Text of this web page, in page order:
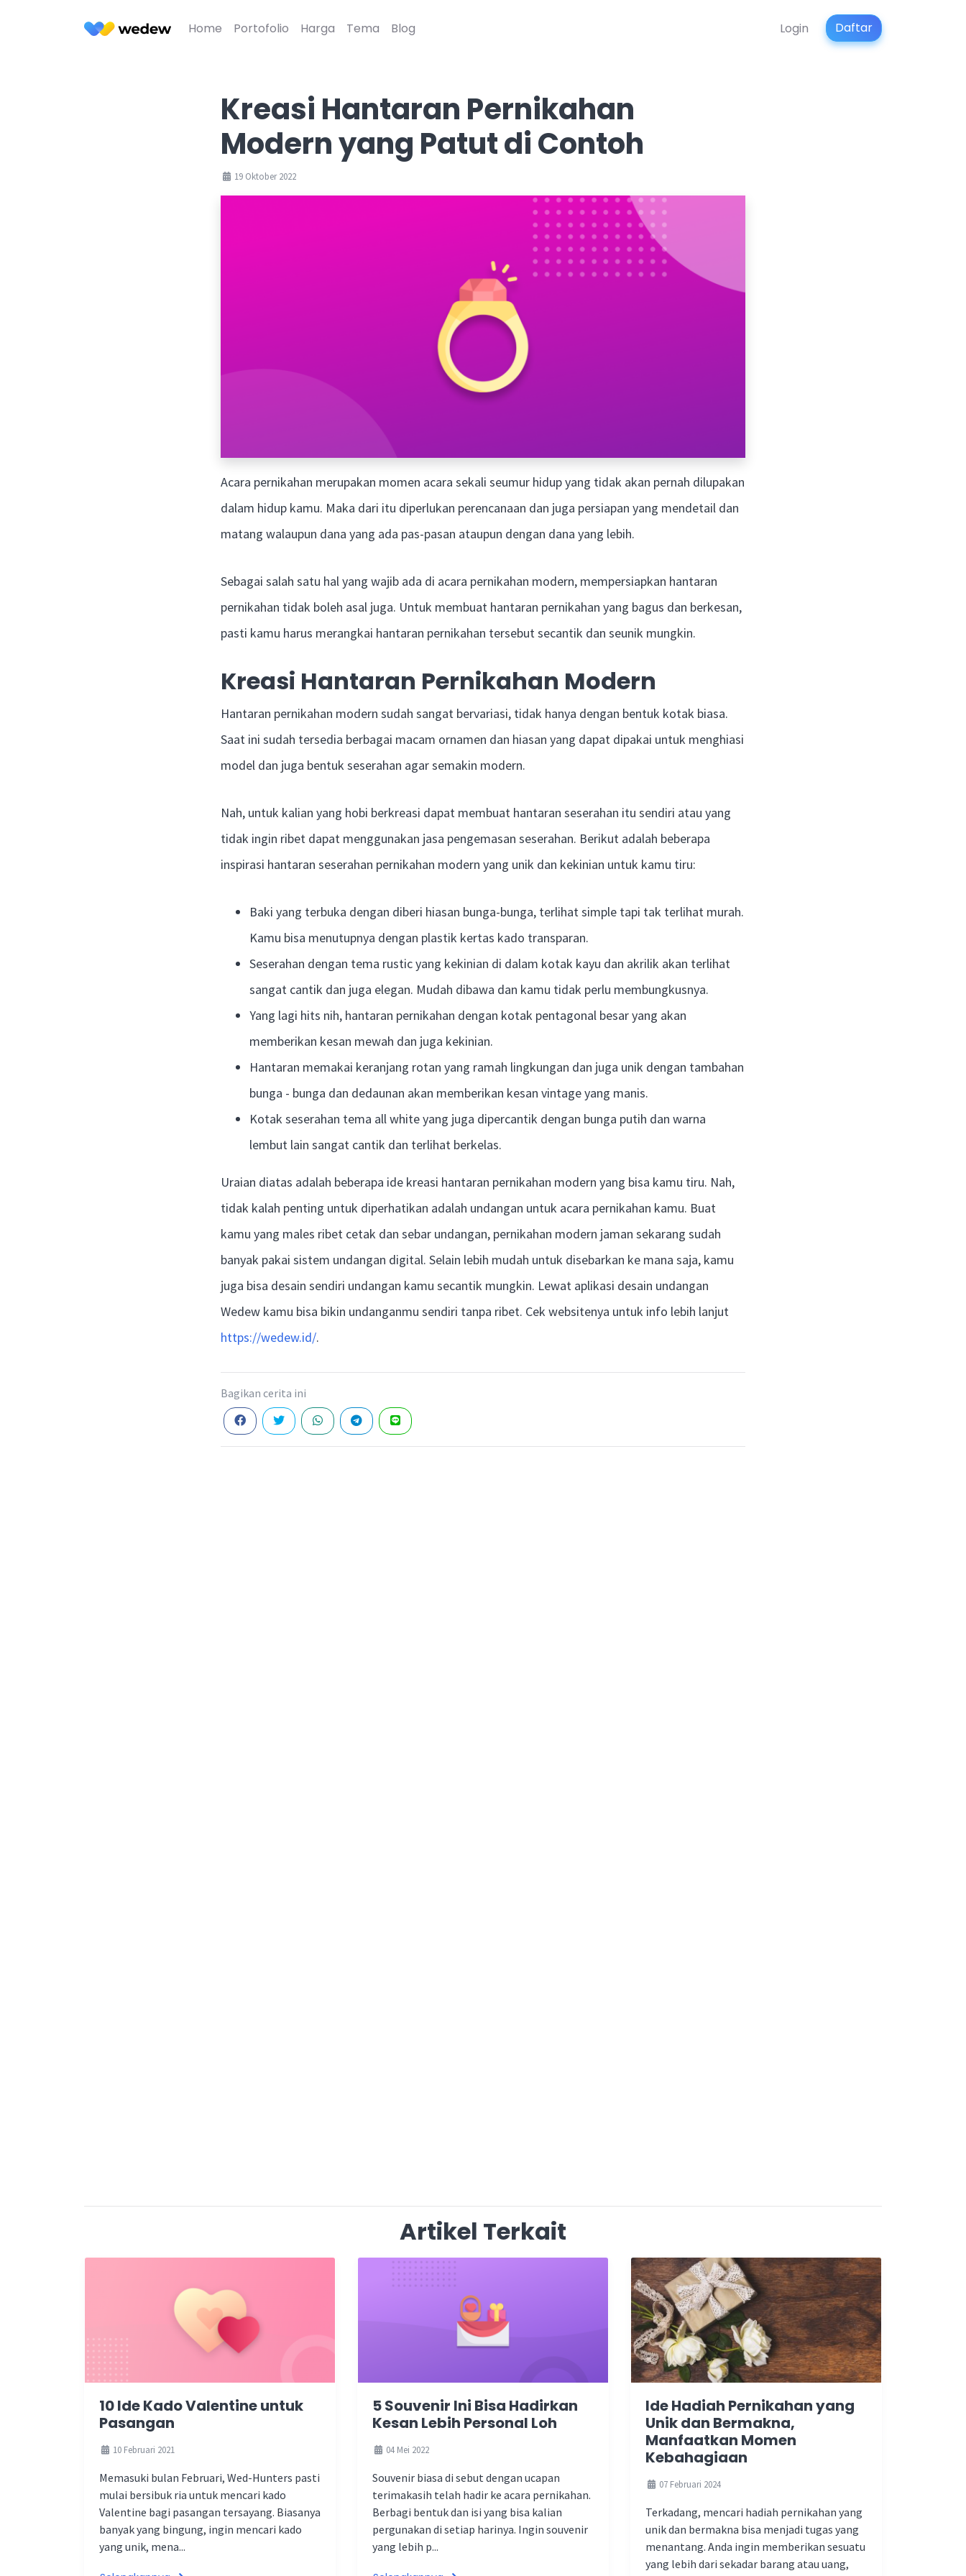
Home Portofolio Harga Tema Blog Login Daftar
Kreasi Hantaran Pernikahan
Modern yang Patut di Contoh
19 Oktober 2022
Acara pernikahan merupakan momen acara sekali seumur hidup yang tidak akan pernah dilupakan
dalam hidup kamu. Maka dari itu diperlukan perencanaan dan juga persiapan yang mendetail dan
matang walaupun dana yang ada pas-pasan ataupun dengan dana yang lebih.
Sebagai salah satu hal yang wajib ada di acara pernikahan modern, mempersiapkan hantaran
pernikahan tidak boleh asal juga. Untuk membuat hantaran pernikahan yang bagus dan berkesan,
pasti kamu harus merangkai hantaran pernikahan tersebut secantik dan seunik mungkin.
Kreasi Hantaran Pernikahan Modern
Hantaran pernikahan modern sudah sangat bervariasi, tidak hanya dengan bentuk kotak biasa.
Saat ini sudah tersedia berbagai macam ornamen dan hiasan yang dapat dipakai untuk menghiasi
model dan juga bentuk seserahan agar semakin modern.
Nah, untuk kalian yang hobi berkreasi dapat membuat hantaran seserahan itu sendiri atau yang
tidak ingin ribet dapat menggunakan jasa pengemasan seserahan. Berikut adalah beberapa
inspirasi hantaran seserahan pernikahan modern yang unik dan kekinian untuk kamu tiru:
Baki yang terbuka dengan diberi hiasan bunga-bunga, terlihat simple tapi tak terlihat murah.
Kamu bisa menutupnya dengan plastik kertas kado transparan.
Seserahan dengan tema rustic yang kekinian di dalam kotak kayu dan akrilik akan terlihat
sangat cantik dan juga elegan. Mudah dibawa dan kamu tidak perlu membungkusnya.
Yang lagi hits nih, hantaran pernikahan dengan kotak pentagonal besar yang akan
memberikan kesan mewah dan juga kekinian.
Hantaran memakai keranjang rotan yang ramah lingkungan dan juga unik dengan tambahan
bunga - bunga dan dedaunan akan memberikan kesan vintage yang manis.
Kotak seserahan tema all white yang juga dipercantik dengan bunga putih dan warna
lembut lain sangat cantik dan terlihat berkelas.
Uraian diatas adalah beberapa ide kreasi hantaran pernikahan modern yang bisa kamu tiru. Nah,
tidak kalah penting untuk diperhatikan adalah undangan untuk acara pernikahan kamu. Buat
kamu yang males ribet cetak dan sebar undangan, pernikahan modern jaman sekarang sudah
banyak pakai sistem undangan digital. Selain lebih mudah untuk disebarkan ke mana saja, kamu
juga bisa desain sendiri undangan kamu secantik mungkin. Lewat aplikasi desain undangan
Wedew kamu bisa bikin undanganmu sendiri tanpa ribet. Cek websitenya untuk info lebih lanjut
https://wedew.id/.
Bagikan cerita ini
Artikel Terkait
10 Ide Kado Valentine untuk
Pasangan
10 Februari 2021
Memasuki bulan Februari, Wed-Hunters pasti
mulai bersibuk ria untuk mencari kado
Valentine bagi pasangan tersayang. Biasanya
banyak yang bingung, ingin mencari kado
yang unik, mena...
5 Souvenir Ini Bisa Hadirkan
Kesan Lebih Personal Loh
04 Mei 2022
Souvenir biasa di sebut dengan ucapan
terimakasih telah hadir ke acara pernikahan.
Berbagi bentuk dan isi yang bisa kalian
pergunakan di setiap harinya. Ingin souvenir
yang lebih p...
Ide Hadiah Pernikahan yang
Unik dan Bermakna,
Manfaatkan Momen
Kebahagiaan
07 Februari 2024
Terkadang, mencari hadiah pernikahan yang
unik dan bermakna bisa menjadi tugas yang
menantang. Anda ingin memberikan sesuatu
yang lebih dari sekadar barang atau uang,